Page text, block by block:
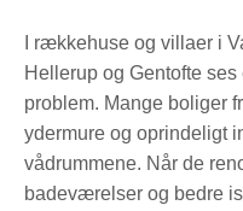
I rækkehuse og villaer i
Hellerup og Gentofte
problem. Mange boliger
ydermure og oprindeligt
vådrummene. Når de
badeværelser og bedre